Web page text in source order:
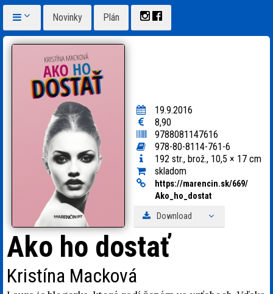
Novinky Plán
19.9.2016
8,90
9788081147616
978-80-8114-761-6
192 str., brož., 10,5 × 17 cm
skladom
https://marencin.sk/669/
Ako_
ho_ dostat
Download
Ako ho dostať
Kristína Macková